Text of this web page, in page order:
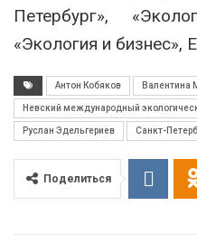
Петербург»,
«Экология и бизнес»,
Антон Кобяков Валентина
Невский международный
Руслан Эдельгериев Санкт-
Поделиться